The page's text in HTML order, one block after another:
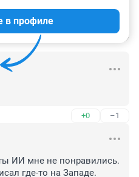
в профиле
+0 –1
ИИ мне не понравились.
где-то на Западе.